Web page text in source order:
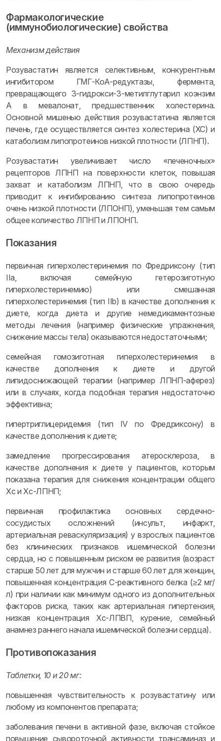
Фармакологические
(иммунобиологические) свойства
Механизм действия
Розувастатин является селективным, конкурентным
ингибитором ГМГ-КоА-редуктазы, фермента,
превращающего 3-гидрокси-3-метилглутарил коэнзим
А в мевалонат, предшественник холестерина.
Основной мишенью действия розувастатина является
печень, где осуществляется синтез холестерина (ХС) и
катаболизм липопротеинов низкой плотности (ЛПНП).
Розувастатин увеличивает число «печеночных»
рецепторов ЛПНП на поверхности клеток, повышая
захват и катаболизм ЛПНП, что в свою очередь
приводит к ингибированию синтеза липопротеинов
очень низкой плотности (ЛПОНП), уменьшая тем самым
общее количество ЛПНП и ЛПОНП.
Показания
первичная гиперхолестеринемия по Фредриксону (тип
IIa, включая семейную гетерозиготную
гиперхолестеринемию) или смешанная
гиперхолестеринемия (тип IIb) в качестве дополнения к
диете, когда диета и другие немедикаментозные
методы лечения (например физические упражнения,
снижение массы тела) оказываются недостаточными;
семейная гомозиготная гиперхолестеринемия в
качестве дополнения к диете и другой
липидоснижающей терапии (например ЛПНП-аферез)
или в случаях, когда подобная терапия недостаточно
эффективна;
гипертриглицеридемия (тип IV по Фредриксону) в
качестве дополнения к диете;
замедление прогрессирования атеросклероза, в
качестве дополнения к диете у пациентов, которым
показана терапия для снижения концентрации общего
Хс и Хс-ЛПНП;
первичная профилактика основных сердечно-
сосудистых осложнений (инсульт, инфаркт,
артериальная реваскуляризация) у взрослых пациентов
без клинических признаков ишемической болезни
сердца, но с повышенным риском ее развития (возраст
старше 50 лет для мужчин и старше 60 лет для женщин,
повышенная концентрация С-реактивного белка (≥2 мг/
л) при наличии как минимум одного из дополнительных
факторов риска, таких как артериальная гипертензия,
низкая концентрация Хс-ЛПВП, курение, семейный
анамнез раннего начала ишемической болезни сердца).
Противопоказания
Таблетки, 10 и 20 мг:
повышенная чувствительность к розувастатину или
любому из компонентов препарата;
заболевания печени в активной фазе, включая стойкое
повышение сывороточной активности трансаминаз и